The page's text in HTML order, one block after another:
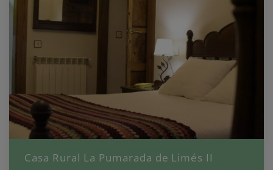
Casa Rural La Pumarada de Limés II